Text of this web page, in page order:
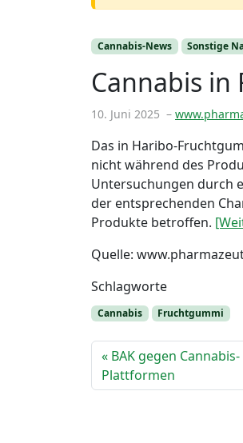
Cannabis-News Sonstige
Cannabis
10. Juni 2025 –
Das in Haribo-
nicht während des
Untersuchungen durch
der entsprechenden
Produkte betroffen.
Quelle:
Schlagworte
Cannabis Fruchtgummi
BAK gegen Cannabis-
Plattformen